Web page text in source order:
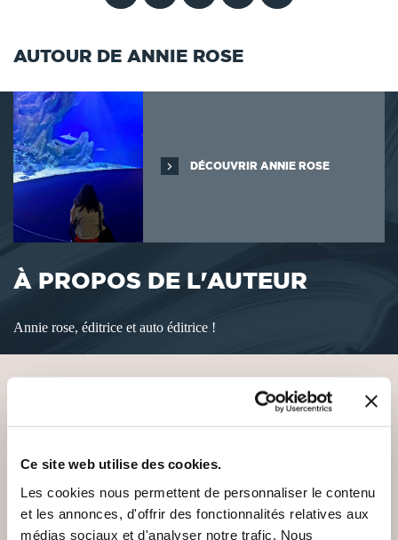
Ce site web utilise des cookies.
Les cookies nous permettent de personnaliser le contenu
et les annonces, d'offrir des fonctionnalités relatives aux
médias sociaux et d'analyser notre trafic. Nous
AUTOUR DE ANNIE ROSE
DÉCOUVRIR ANNIE ROSE
À PROPOS DE L'AUTEUR
Annie rose, éditrice et auto éditrice !
VOUS AIMEREZ AUSSI